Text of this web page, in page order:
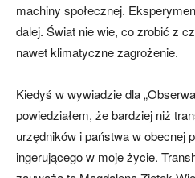
machiny społecznej.
dalej. Świat nie wie, co zrobić z
nawet klimatyczne zagrożenie.
Kiedyś w wywiadzie dla
powiedziałem, że bardziej niż
urzędników i państwa w obecnej
ingerującego w moje życie.